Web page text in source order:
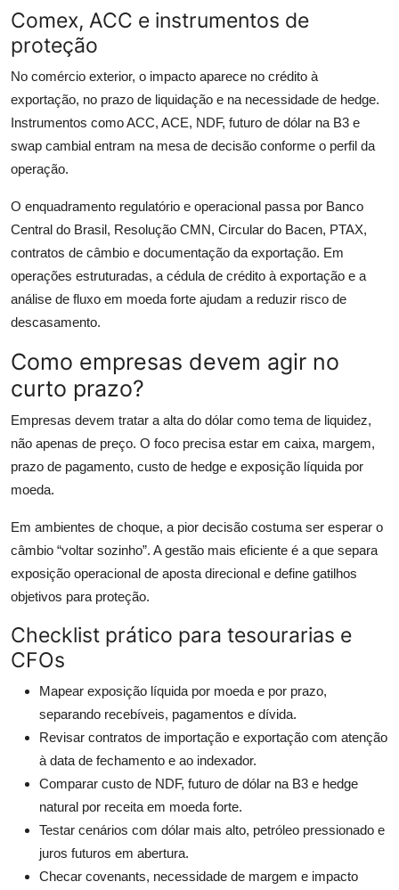
Comex, ACC e instrumentos de
proteção
No comércio exterior, o impacto aparece no crédito à
exportação, no prazo de liquidação e na necessidade de hedge.
Instrumentos como ACC, ACE, NDF, futuro de dólar na B3 e
swap cambial entram na mesa de decisão conforme o perfil da
operação.
O enquadramento regulatório e operacional passa por Banco
Central do Brasil, Resolução CMN, Circular do Bacen, PTAX,
contratos de câmbio e documentação da exportação. Em
operações estruturadas, a cédula de crédito à exportação e a
análise de fluxo em moeda forte ajudam a reduzir risco de
descasamento.
Como empresas devem agir no
curto prazo?
Empresas devem tratar a alta do dólar como tema de liquidez,
não apenas de preço. O foco precisa estar em caixa, margem,
prazo de pagamento, custo de hedge e exposição líquida por
moeda.
Em ambientes de choque, a pior decisão costuma ser esperar o
câmbio “voltar sozinho”. A gestão mais eficiente é a que separa
exposição operacional de aposta direcional e define gatilhos
objetivos para proteção.
Checklist prático para tesourarias e
CFOs
Mapear exposição líquida por moeda e por prazo,
separando recebíveis, pagamentos e dívida.
Revisar contratos de importação e exportação com atenção
à data de fechamento e ao indexador.
Comparar custo de NDF, futuro de dólar na B3 e hedge
natural por receita em moeda forte.
Testar cenários com dólar mais alto, petróleo pressionado e
juros futuros em abertura.
Checar covenants, necessidade de margem e impacto